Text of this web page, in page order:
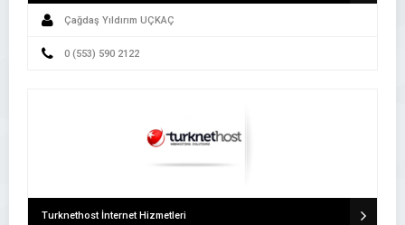
Çağdaş Yıldırım UÇKAÇ
0 (553) 590 2122
Turknethost İnternet Hizmetleri